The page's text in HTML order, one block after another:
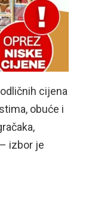
cijena
obuće i
izbor je